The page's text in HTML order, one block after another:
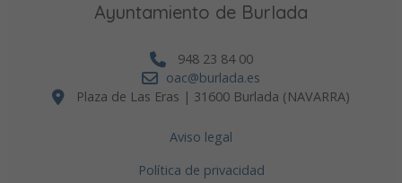
Ayuntamiento de Burlada
948 23 84 00
oac@burlada.es
Plaza de Las Eras | 31600 Burlada (NAVARRA)
Aviso legal
Política de privacidad